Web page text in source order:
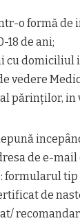
o formă de
18 de ani;
cu domiciliul
vedere
al părinților,
incepând
de e-
formularul
de